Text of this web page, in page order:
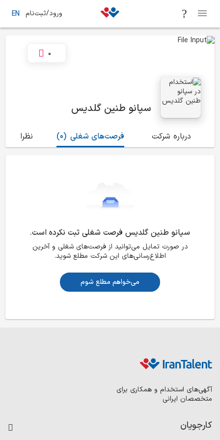
ورود/ثبت‌نام EN
سپانو طنین گلدیس
0
درباره شرکت (0) فرصت‌های شغلی نظرات
سپانو طنین گلدیس فرصت شغلی ثبت نکرده است.
در صورت تمایل می‌توانید از فرصت‌های شغلی و آخرین
اطلاع‌رسانی‌های این شرکت مطلع شوید.
می‌خواهم مطلع شوم
آگهی‌های استخدام و همکاری برای
متخصصان ایرانی
کارجویان